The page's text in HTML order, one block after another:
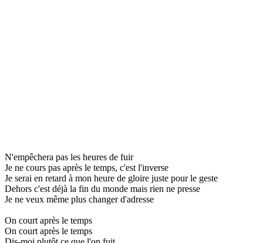
N'empêchera pas les heures de fuir
Je ne cours pas après le temps, c'est l'inverse
Je serai en retard à mon heure de gloire juste pour le geste
Dehors c'est déjà la fin du monde mais rien ne presse
Je ne veux même plus changer d'adresse
On court après le temps
On court après le temps